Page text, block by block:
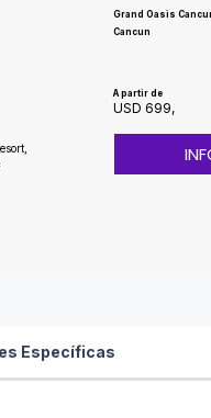
Grand Oasis
Cancun
A partir de
USD 699,
Específicas